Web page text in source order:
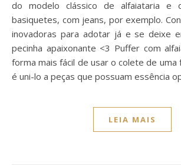
do modelo clássico de alfaiataria e
basiquetes, com jeans, por exemplo.
inovadoras para adotar já e se deixe
pecinha apaixonante <3 Puffer com
forma mais fácil de usar o colete de
é uni-lo a peças que possuam essência
LEIA MAIS